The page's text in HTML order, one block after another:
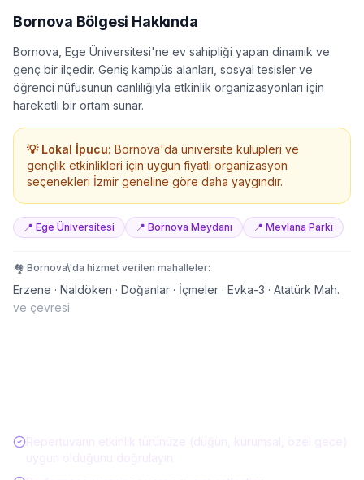
Bornova Bölgesi Hakkında
Bornova, Ege Üniversitesi'ne ev sahipliği yapan dinamik ve
genç bir ilçedir. Geniş kampüs alanları, sosyal tesisler ve
öğrenci nüfusunun canlılığıyla etkinlik organizasyonları için
hareketli bir ortam sunar.
💡 Lokal İpucu: Bornova'da üniversite kulüpleri ve
gençlik etkinlikleri için uygun fiyatlı organizasyon
seçenekleri İzmir geneline göre daha yaygındır.
📍 Ege Üniversitesi 📍 Bornova Meydanı 📍 Mevlana Parkı
🏘️ Bornova\'da hizmet verilen mahalleler:
Erzene · Naldöken · Doğanlar · İçmeler · Evka-3 · Atatürk Mah.
ve çevresi